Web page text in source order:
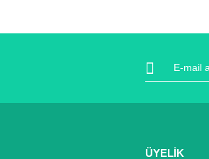
ÜYELİK